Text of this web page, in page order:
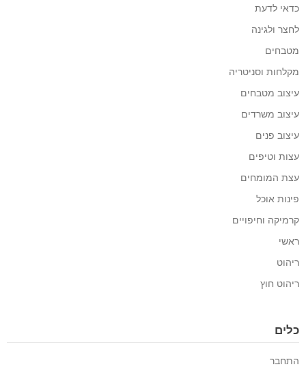
כדאי לדעת
לחצר ולגינה
מטבחים
מקלחות וסניטריה
עיצוב מטבחים
עיצוב משרדים
עיצוב פנים
עצות וטיפים
עצת המומחים
פינות אוכל
קרמיקה וחיפויים
ראשי
ריהוט
ריהוט חוץ
כלים
התחבר